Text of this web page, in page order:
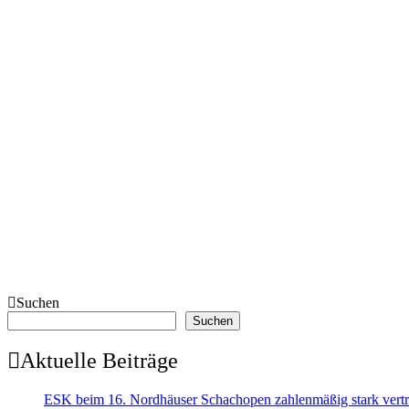
Suchen
Suchen
Aktuelle Beiträge
ESK beim 16. Nordhäuser Schachopen zahlenmäßig stark